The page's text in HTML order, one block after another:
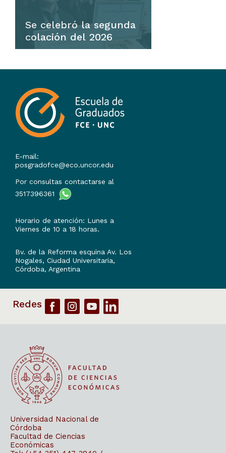
Se celebró la segunda
colación del 2026
segunda colación de grado y
posgrado del 2026 lunes 29 de
junio, en la Sala de las
Américas del Pabellón…
E-mail:
posgradofce@eco.uncor.edu
Por consultas contactarse al
3517396361
Horario de atención: Lunes a
Viernes de 10 a 18 horas.
Bv. de la Reforma esquina Av. Los
Nogales, Ciudad Universitaria,
Córdoba, Argentina
Universidad Nacional de
Córdoba
Facultad de Ciencias
Económicas